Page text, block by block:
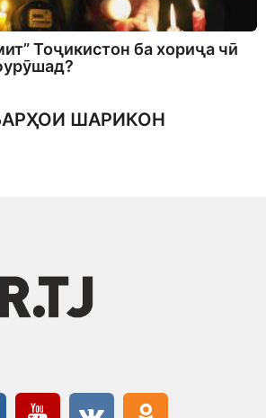
Тоҷикистон ба хориҷа чӣ
ШАРИКОН